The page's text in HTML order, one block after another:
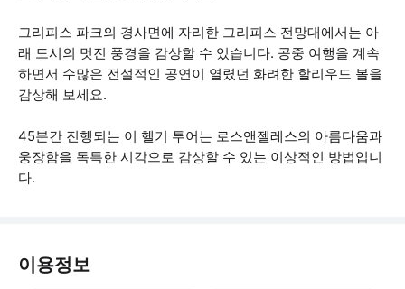
그리피스 파크의 경사면에 자리한 그리피스 전망대에서는 아
래 도시의 멋진 풍경을 감상할 수 있습니다. 공중 여행을 계속
하면서 수많은 전설적인 공연이 열렸던 화려한 할리우드 볼을
감상해 보세요.
45분간 진행되는 이 헬기 투어는 로스앤젤레스의 아름다움과
웅장함을 독특한 시각으로 감상할 수 있는 이상적인 방법입니
다.
이용정보